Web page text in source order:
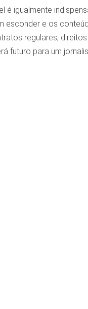
igualmente
e os
regulares,
futuro para um